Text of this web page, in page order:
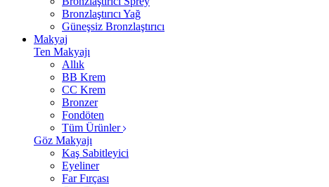
Bronzlaştırıcı Yağ
Güneşsiz Bronzlaştırıcı
Makyaj
Ten Makyajı
Allık
BB Krem
CC Krem
Bronzer
Fondöten
Tüm Ürünler
Göz Makyajı
Kaş Sabitleyici
Eyeliner
Far Fırçası